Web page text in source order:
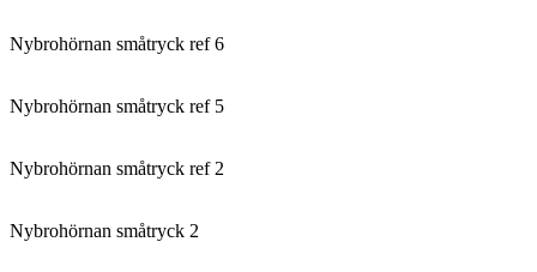
Nybrohörnan småtryck ref 6
Nybrohörnan småtryck ref 5
Nybrohörnan småtryck ref 2
Nybrohörnan småtryck 2